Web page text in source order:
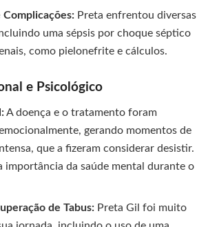
Complicações: Preta enfrentou diversas
uma sépsis por choque séptico
como pielonefrite e cálculos.
e Psicológico
A doença e o tratamento foram
gerando momentos de
que a fizeram considerar desistir.
importância da saúde mental durante o
de Tabus: Preta Gil foi muito